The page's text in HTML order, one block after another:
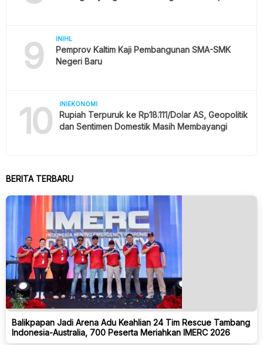
9 INIHL
Pemprov Kaltim Kaji Pembangunan SMA-SMK
Negeri Baru
10 INIEKONOMI
Rupiah Terpuruk ke Rp18.111/Dolar AS, Geopolitik
dan Sentimen Domestik Masih Membayangi
BERITA TERBARU
Balikpapan Jadi Arena Adu Keahlian 24 Tim Rescue Tambang
Indonesia-Australia, 700 Peserta Meriahkan IMERC 2026